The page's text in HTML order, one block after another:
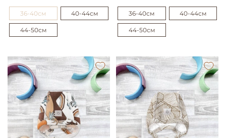
36-40см 40-44см
44-50см
36-40см 40-44см
44-50см